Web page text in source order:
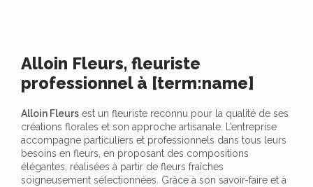
Alloin Fleurs, fleuriste
professionnel à [term:name]
Alloin Fleurs est un fleuriste reconnu pour la qualité de ses
créations florales et son approche artisanale. L’entreprise
accompagne particuliers et professionnels dans tous leurs
besoins en fleurs, en proposant des compositions
élégantes, réalisées à partir de fleurs fraîches
soigneusement sélectionnées. Grâce à son savoir-faire et à